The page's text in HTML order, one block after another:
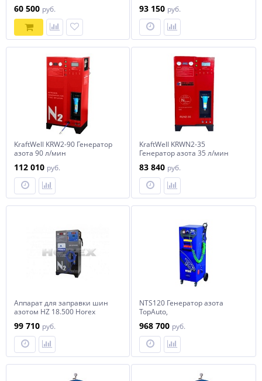
60 500 руб. 93 150 руб.
KraftWell KRW2-90 Генератор
азота 90 л/мин
112 010 руб.
KraftWell KRWN2-35
Генератор азота 35 л/мин
83 840 руб.
Аппарат для заправки шин
азотом HZ 18.500 Horex
99 710 руб.
NTS120 Генератор азота
TopAuto,
л/час
968 700 руб.